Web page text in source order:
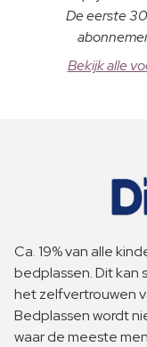
De eerste
Bekijk alle
Ca. 19% van alle
bedplassen. Dit kan
het zelfvertrouwen
Bedplassen wordt
waar de meeste